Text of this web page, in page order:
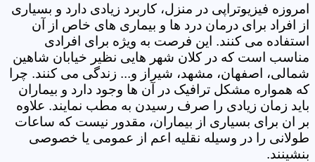
امروزه فیزیوتراپی در منزل، کاربرد زیادی دارد و بسیاری
از افراد برای درمان درد ها و بیماری های خاص از آن
استفاده می کنند. این فرصت به ویژه برای افرادی
مناسب است که در کلان شهر هایی نظیر خیابان شاهین
شمالی، اصفهان، مشهد، شیراز و... زندگی می کنند. چرا
که همواره مشکل ترافیک در آن ها وجود دارد و بیماران
باید زمان زیادی را صرف رسیدن به مطب نمایند. علاوه
بر ان برای بسیاری از بیماران، مقدور نیست که ساعات
طولانی را در وسیله نقلیه اعم از عمومی یا خصوصی
بنشینند.